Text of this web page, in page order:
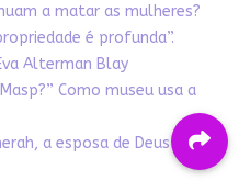
a matar as mulheres?
é profunda”.
Alterman Blay
Como museu usa a
a esposa de Deus